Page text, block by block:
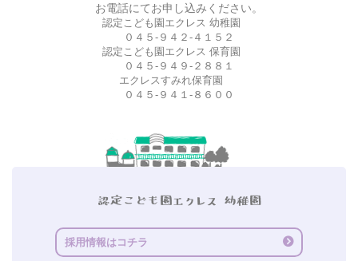
お電話にてお申し込みください。
認定こども園エクレス 幼稚園
０４５-９４２-４１５２
認定こども園エクレス 保育園
０４５-９４９-２８８１
エクレスすみれ保育園
０４５-９４１-８６００
採用情報はコチラ